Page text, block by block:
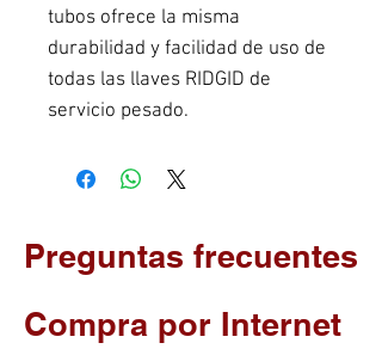
tubos ofrece la misma
durabilidad y facilidad de uso de
todas las llaves RIDGID de
servicio pesado.
Preguntas frecuentes
Compra por Internet